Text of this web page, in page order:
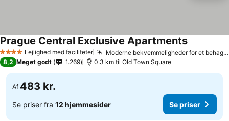
4 StjernerLejlighed med faciliteter Moderne bekvemmeligheder for et behageligt ophold
Prague Central Exclusive ApartmentsSe priser
8,2 Meget godt 1.269 0.3 km til Old Town Square
Af 483 kr.
Se priser fra 12 hjemmesider Se priser